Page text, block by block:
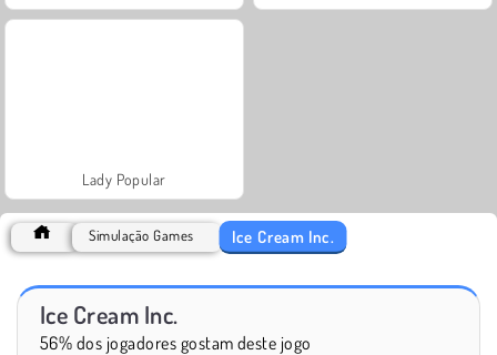
Lady Popular
Simulação Games Ice Cream Inc.
Ice Cream Inc.
56% dos jogadores gostam deste jogo